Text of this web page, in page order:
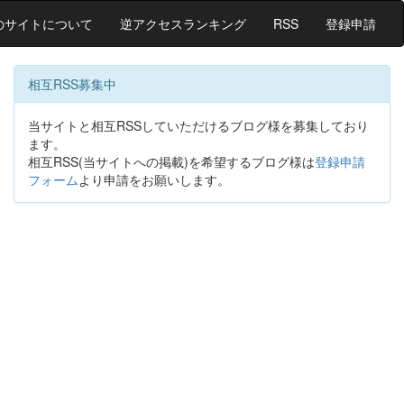
サイトについて 逆アクセスランキング RSS 登録申請
相互RSS募集中
当サイトと相互RSSしていただけるブログ様を募集しており
ます。
相互RSS(当サイトへの掲載)を希望するブログ様は登録申請
フォームより申請をお願いします。